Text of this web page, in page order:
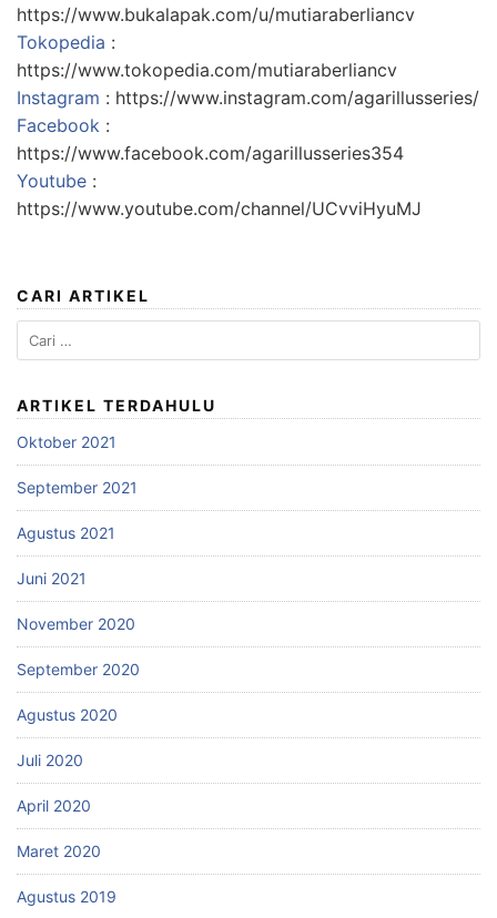
https://www.bukalapak.com/u/mutiaraberliancv
Tokopedia :
https://www.tokopedia.com/mutiaraberliancv
Instagram : https://www.instagram.com/agarillusseries/
Facebook :
https://www.facebook.com/agarillusseries354
Youtube :
https://www.youtube.com/channel/UCvviHyuMJ
CARI ARTIKEL
Cari
untuk:
ARTIKEL TERDAHULU
Oktober 2021
September 2021
Agustus 2021
Juni 2021
November 2020
September 2020
Agustus 2020
Juli 2020
April 2020
Maret 2020
Agustus 2019